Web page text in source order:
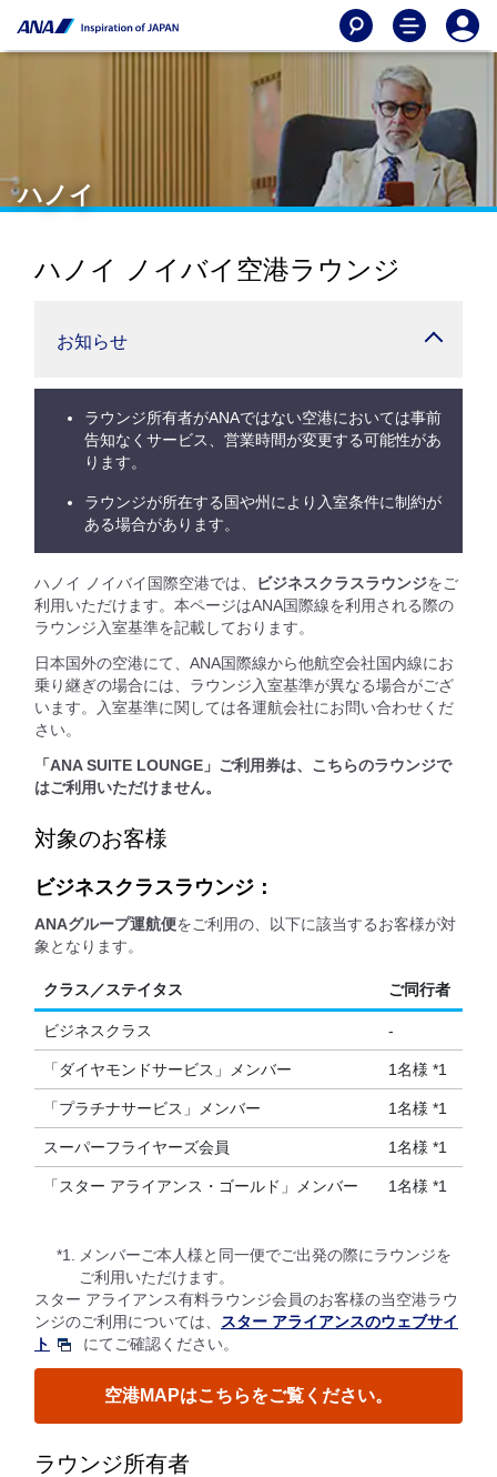
ハノイ
ハノイ ノイバイ空港ラウンジ
お知らせ
ラウンジ所有者がANAではない空港においては事前
告知なくサービス、営業時間が変更する可能性があ
ります。
ラウンジが所在する国や州により入室条件に制約が
ある場合があります。
ハノイ ノイバイ国際空港では、 ビジネスクラスラウンジをご
利用いただけます。本ページはANA国際線を利用される際の
ラウンジ入室基準を記載しております。
日本国外の空港にて、ANA国際線から他航空会社国内線にお
乗り継ぎの場合には、ラウンジ入室基準が異なる場合がござ
います。入室基準に関しては各運航会社にお問い合わせくだ
さい。
「ANA SUITE LOUNGE」ご利用券は、こちらのラウンジで
はご利用いただけません。
対象のお客様
ビジネスクラスラウンジ：
ANAグループ運航便をご利用の、以下に該当するお客様が対
象となります。
クラス／ステイタス ご同行者
ビジネスクラス -
「ダイヤモンドサービス」メンバー 1名様 *1
「プラチナサービス」メンバー 1名様 *1
スーパーフライヤーズ会員 1名様 *1
「スター アライアンス・ゴールド」メンバー 1名様 *1
*1.
メンバーご本人様と同一便でご出発の際にラウンジを
ご利用いただけます。
スター アライアンス有料ラウンジ会員のお客様の当空港ラウ
ンジのご利用については、
スター アライアンスのウェブサイ
ト
にてご確認ください。
空港MAPはこちらをご覧ください。
ラウンジ所有者